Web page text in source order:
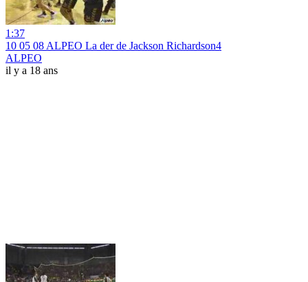
1:37
10 05 08 ALPEO La der de Jackson Richardson4
ALPEO
il y a 18 ans